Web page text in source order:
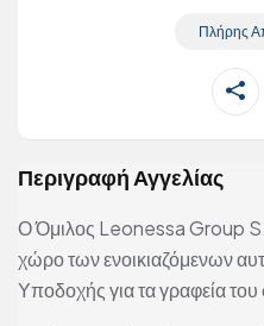
Πλήρης
Περιγραφή Αγγελίας
Ο Όμιλος Leonessa Group
χώρο των ενοικιαζόμενων
Υποδοχής για τα γραφεία